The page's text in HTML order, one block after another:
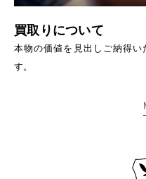
買取りについて
本物の価値を見出しご納得
す。